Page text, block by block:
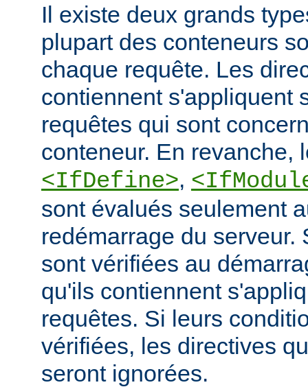
Il existe deux grands
plupart des conteneurs
chaque requête. Les
contiennent s'appliquent
requêtes qui sont
conteneur. En revanche,
<IfDefine>,
sont évalués seulement
redémarrage du serveur.
sont vérifiées au
qu'ils contiennent
requêtes. Si leurs
vérifiées, les directives
seront ignorées.